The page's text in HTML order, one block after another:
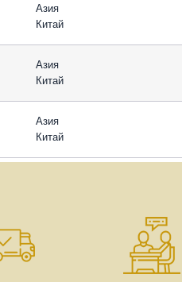
Азия
Китай
Азия
Китай
Азия
Китай